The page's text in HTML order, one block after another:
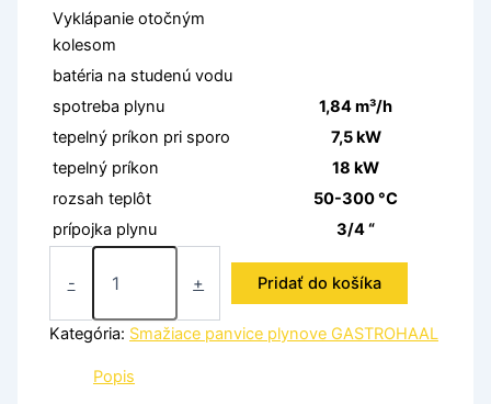
Vyklápanie otočným
kolesom
batéria na studenú vodu
spotreba plynu
1,84 m³/h
tepelný príkon pri sporo
7,5 kW
tepelný príkon
18 kW
rozsah teplôt
50-300 °C
prípojka plynu
3/4 “
- + Pridať do košíka
Kategória: Smažiace panvice plynove GASTROHAAL
Popis